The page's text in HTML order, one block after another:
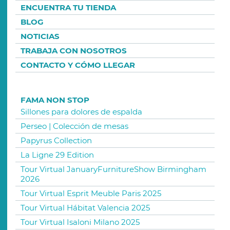
ENCUENTRA TU TIENDA
BLOG
NOTICIAS
TRABAJA CON NOSOTROS
CONTACTO Y CÓMO LLEGAR
FAMA NON STOP
Sillones para dolores de espalda
Perseo | Colección de mesas
Papyrus Collection
La Ligne 29 Edition
Tour Virtual JanuaryFurnitureShow Birmingham
2026
Tour Virtual Esprit Meuble Paris 2025
Tour Virtual Hábitat Valencia 2025
Tour Virtual Isaloni Milano 2025